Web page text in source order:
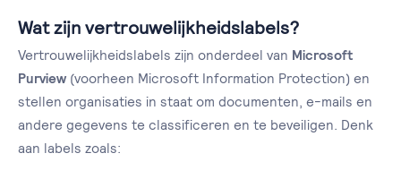
Wat zijn vertrouwelijkheidslabels?
Vertrouwelijkheidslabels zijn onderdeel van Microsoft
Purview (voorheen Microsoft Information Protection) en
stellen organisaties in staat om documenten, e-mails en
andere gegevens te classificeren en te beveiligen. Denk
aan labels zoals: